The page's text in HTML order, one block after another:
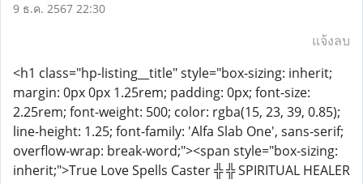
9 ธ.ค. 2567 22:30
แจ้งลบ
<h1 class="hp-listing__title" style="box-sizing: inherit;
margin: 0px 0px 1.25rem; padding: 0px; font-size:
2.25rem; font-weight: 500; color: rgba(15, 23, 39, 0.85);
line-height: 1.25; font-family: 'Alfa Slab One', sans-serif;
overflow-wrap: break-word;"><span style="box-sizing:
inherit;">True Love Spells Caster ╬ ╬ SPIRITUAL HEALER